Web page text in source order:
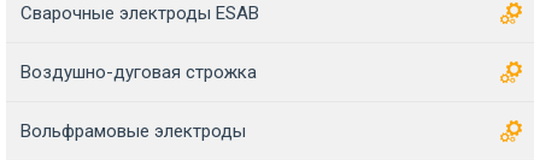
Сварочные электроды ESAB
Воздушно-дуговая строжка
Вольфрамовые электроды